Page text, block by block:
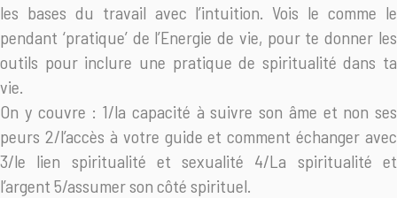
les bases du travail avec l’intuition. Vois le comme le
pendant ‘pratique’ de l’Energie de vie, pour te donner les
outils pour inclure une pratique de spiritualité dans ta
vie.
On y couvre : 1/la capacité à suivre son âme et non ses
peurs 2/l’accès à votre guide et comment échanger avec
3/le lien spiritualité et sexualité 4/La spiritualité et
l’argent 5/assumer son côté spirituel.